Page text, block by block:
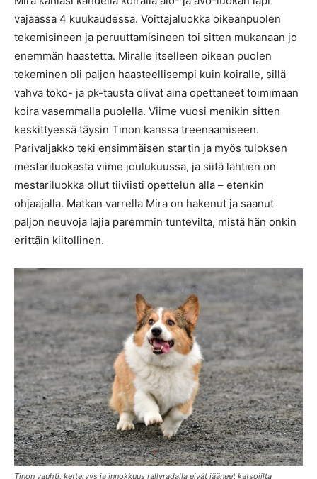
vajaassa 4 kuukaudessa. Voittajaluokka oikeanpuolen
tekemisineen ja peruuttamisineen toi sitten mukanaan jo
enemmän haastetta. Miralle itselleen oikean puolen
tekeminen oli paljon haasteellisempi kuin koiralle, sillä
vahva toko- ja pk-tausta olivat aina opettaneet toimimaan
koira vasemmalla puolella. Viime vuosi menikin sitten
keskittyessä täysin Tinon kanssa treenaamiseen.
Parivaljakko teki ensimmäisen startin ja myös tuloksen
mestariluokasta viime joulukuussa, ja siitä lähtien on
mestariluokka ollut tiiviisti opettelun alla – etenkin
ohjaajalla. Matkan varrella Mira on hakenut ja saanut
paljon neuvoja lajia paremmin tuntevilta, mistä hän onkin
erittäin kiitollinen.
Tinon vauhti, ketteryys ja innokkuus rallyradalla eivät jääneet katsojilta